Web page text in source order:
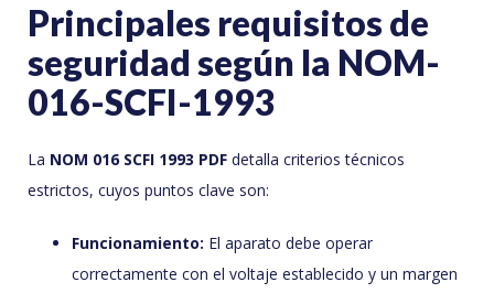
Principales requisitos de
seguridad según la NOM-
016-SCFI-1993
La NOM 016 SCFI 1993 PDF detalla criterios técnicos
estrictos, cuyos puntos clave son:
Funcionamiento: El aparato debe operar
correctamente con el voltaje establecido y un margen